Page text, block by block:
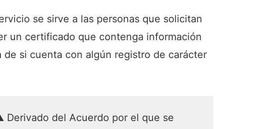
se sirve a las personas que solicitan
un certificado que contenga información
de si cuenta con algún registro de carácter
Derivado del Acuerdo por el que se